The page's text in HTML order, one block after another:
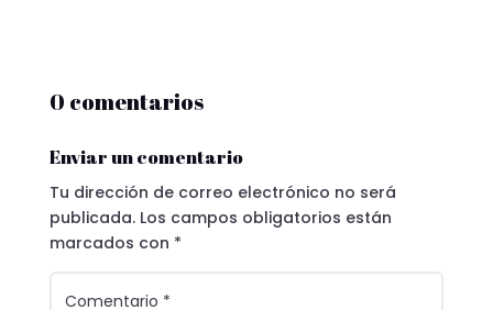
0 comentarios
Enviar un comentario
Tu dirección de correo electrónico no será
publicada. Los campos obligatorios están
marcados con *